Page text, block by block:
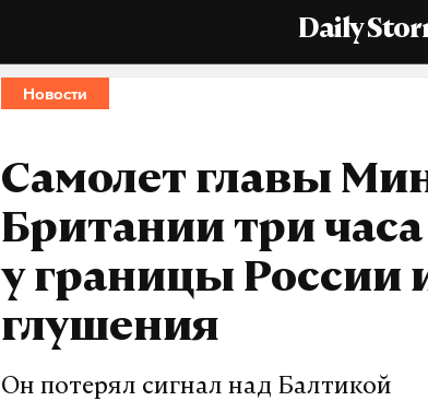
Daily
Новости
Самолет главы
Британии три часа
у границы России
глушения
Он потерял сигнал над Балтикой